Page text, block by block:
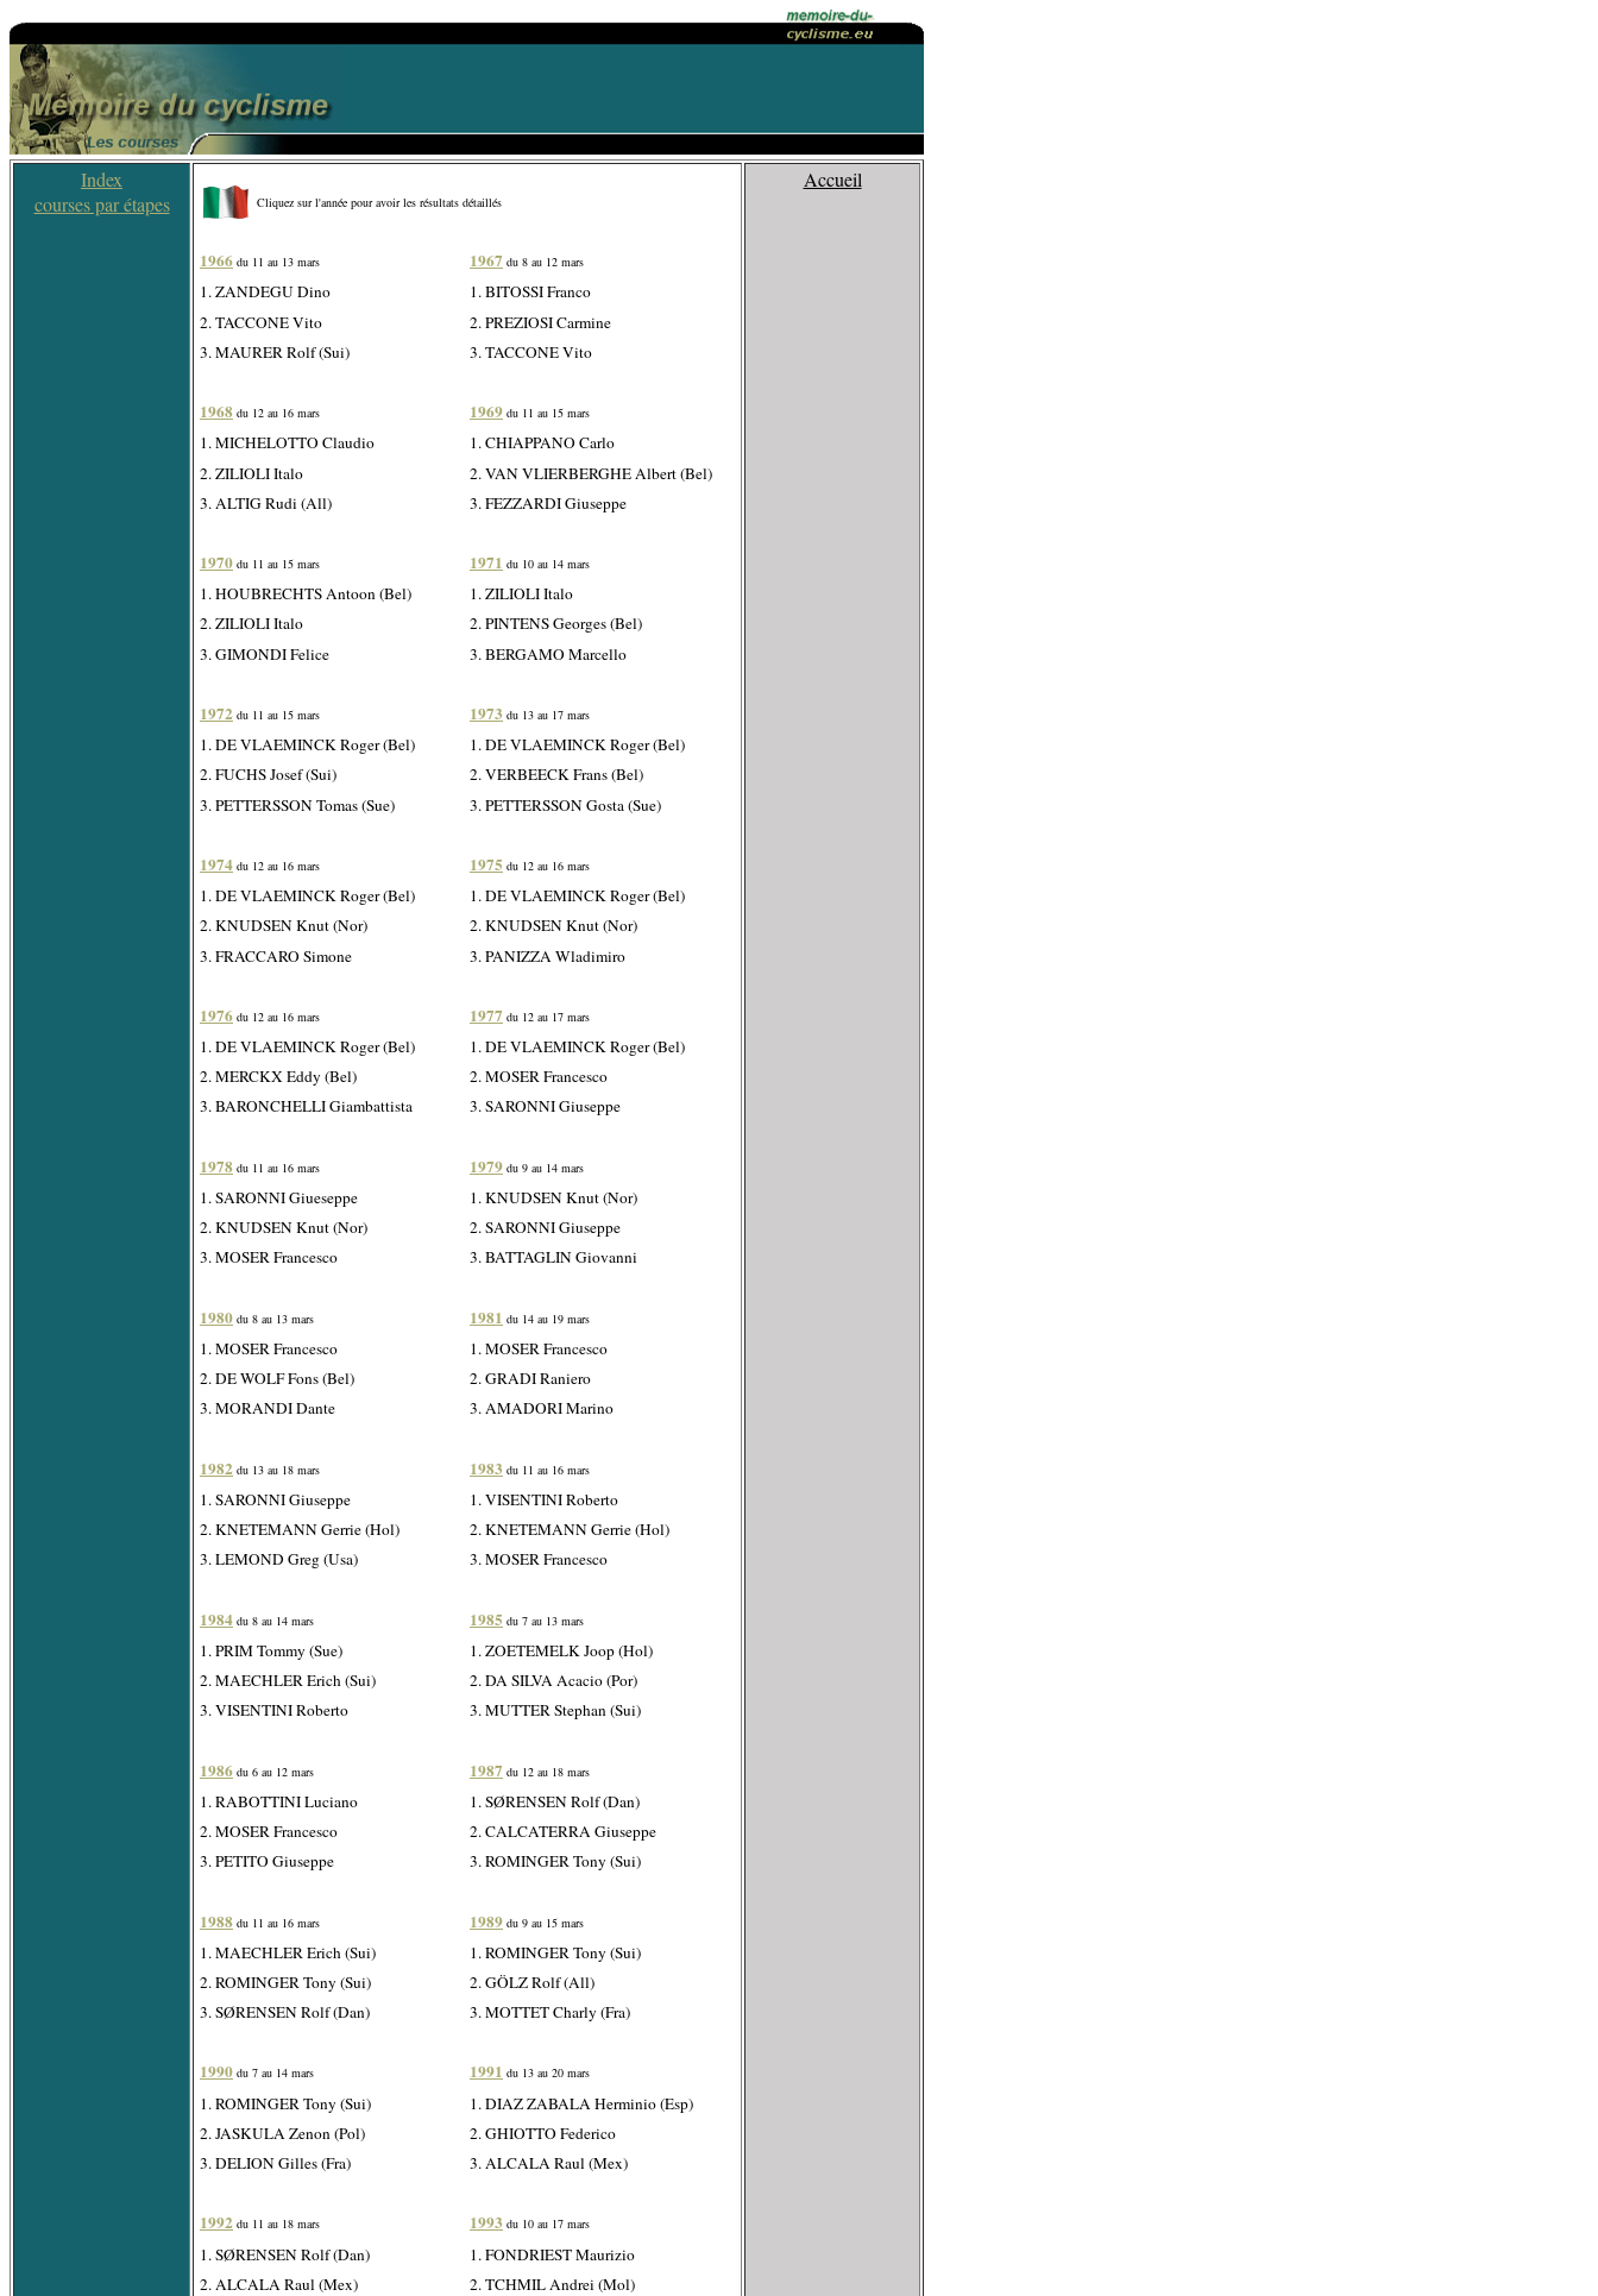
Index
courses par étapes
Cliquez sur l'année pour avoir les résultats détaillés
1966 du 11 au 13 mars
1. ZANDEGU Dino
2. TACCONE Vito
3. MAURER Rolf (Sui)
1968 du 12 au 16 mars
1. MICHELOTTO Claudio
2. ZILIOLI Italo
3. ALTIG Rudi (All)
1970 du 11 au 15 mars
1. HOUBRECHTS Antoon (Bel)
2. ZILIOLI Italo
3. GIMONDI Felice
1972 du 11 au 15 mars
1. DE VLAEMINCK Roger (Bel)
2. FUCHS Josef (Sui)
3. PETTERSSON Tomas (Sue)
1974 du 12 au 16 mars
1. DE VLAEMINCK Roger (Bel)
2. KNUDSEN Knut (Nor)
3. FRACCARO Simone
1976 du 12 au 16 mars
1. DE VLAEMINCK Roger (Bel)
2. MERCKX Eddy (Bel)
3. BARONCHELLI Giambattista
1978 du 11 au 16 mars
1. SARONNI Giueseppe
2. KNUDSEN Knut (Nor)
3. MOSER Francesco
1980 du 8 au 13 mars
1. MOSER Francesco
2. DE WOLF Fons (Bel)
3. MORANDI Dante
1982 du 13 au 18 mars
1. SARONNI Giuseppe
2. KNETEMANN Gerrie (Hol)
3. LEMOND Greg (Usa)
1984 du 8 au 14 mars
1. PRIM Tommy (Sue)
2. MAECHLER Erich (Sui)
3. VISENTINI Roberto
1986 du 6 au 12 mars
1. RABOTTINI Luciano
2. MOSER Francesco
3. PETITO Giuseppe
1988 du 11 au 16 mars
1. MAECHLER Erich (Sui)
2. ROMINGER Tony (Sui)
3. SØRENSEN Rolf (Dan)
1990 du 7 au 14 mars
1. ROMINGER Tony (Sui)
2. JASKULA Zenon (Pol)
3. DELION Gilles (Fra)
1992 du 11 au 18 mars
1. SØRENSEN Rolf (Dan)
2. ALCALA Raul (Mex)
1967 du 8 au 12 mars
1. BITOSSI Franco
2. PREZIOSI Carmine
3. TACCONE Vito
1969 du 11 au 15 mars
1. CHIAPPANO Carlo
2. VAN VLIERBERGHE Albert (Bel)
3. FEZZARDI Giuseppe
1971 du 10 au 14 mars
1. ZILIOLI Italo
2. PINTENS Georges (Bel)
3. BERGAMO Marcello
1973 du 13 au 17 mars
1. DE VLAEMINCK Roger (Bel)
2. VERBEECK Frans (Bel)
3. PETTERSSON Gosta (Sue)
1975 du 12 au 16 mars
1. DE VLAEMINCK Roger (Bel)
2. KNUDSEN Knut (Nor)
3. PANIZZA Wladimiro
1977 du 12 au 17 mars
1. DE VLAEMINCK Roger (Bel)
2. MOSER Francesco
3. SARONNI Giuseppe
1979 du 9 au 14 mars
1. KNUDSEN Knut (Nor)
2. SARONNI Giuseppe
3. BATTAGLIN Giovanni
1981 du 14 au 19 mars
1. MOSER Francesco
2. GRADI Raniero
3. AMADORI Marino
1983 du 11 au 16 mars
1. VISENTINI Roberto
2. KNETEMANN Gerrie (Hol)
3. MOSER Francesco
1985 du 7 au 13 mars
1. ZOETEMELK Joop (Hol)
2. DA SILVA Acacio (Por)
3. MUTTER Stephan (Sui)
1987 du 12 au 18 mars
1. SØRENSEN Rolf (Dan)
2. CALCATERRA Giuseppe
3. ROMINGER Tony (Sui)
1989 du 9 au 15 mars
1. ROMINGER Tony (Sui)
2. GÖLZ Rolf (All)
3. MOTTET Charly (Fra)
1991 du 13 au 20 mars
1. DIAZ ZABALA Herminio (Esp)
2. GHIOTTO Federico
3. ALCALA Raul (Mex)
1993 du 10 au 17 mars
1. FONDRIEST Maurizio
2. TCHMIL Andrei (Mol)
Accueil